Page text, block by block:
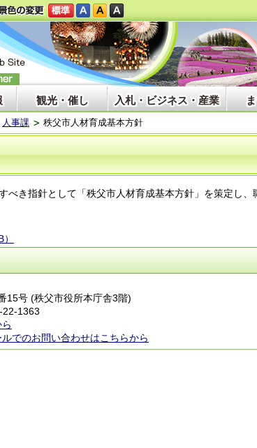
観光・催し 入札・ビジネス・産業
人事課 秩父市人材育成基本方針
べき指針として「秩父市人材育成基本方針」を策定し、
15号 (秩父市役所本庁舎3階)
22-1363
でのお問い合わせはこちらから